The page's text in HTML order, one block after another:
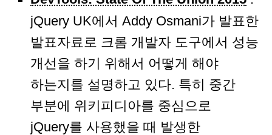
jQuery UK에서 Addy Osmani가 발표한
발표자료로 크롬 개발자 도구에서 성능
개선을 하기 위해서 어떻게 해야
하는지를 설명하고 있다. 특히 중간
부분에 위키피디아를 중심으로
jQuery를 사용했을 때 발생한